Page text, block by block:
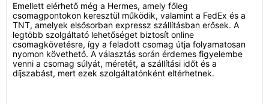
Emellett elérhető még a Hermes, amely főleg
csomagpontokon keresztül működik, valamint a FedEx és a
TNT, amelyek elsősorban expressz szállításban erősek. A
legtöbb szolgáltató lehetőséget biztosít online
csomagkövetésre, így a feladott csomag útja folyamatosan
nyomon követhető. A választás során érdemes figyelembe
venni a csomag súlyát, méretét, a szállítási időt és a
díjszabást, mert ezek szolgáltatónként eltérhetnek.